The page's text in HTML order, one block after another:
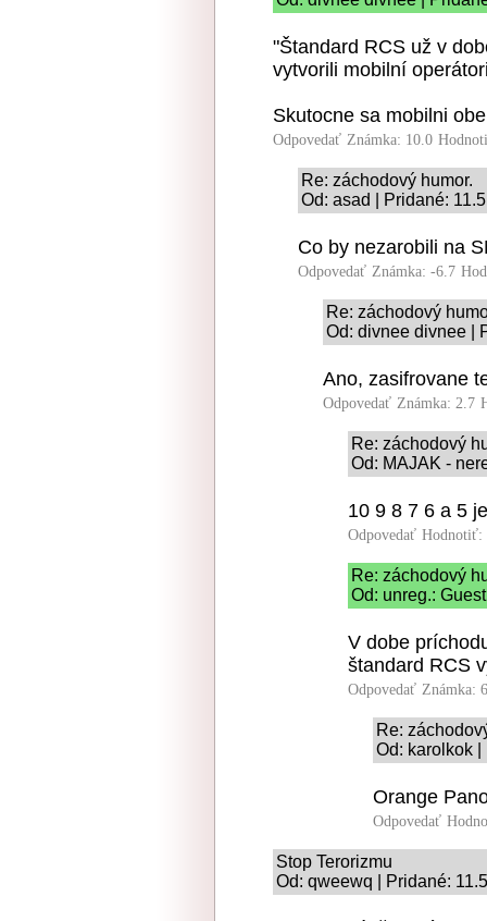
"Štandard RCS už v
vytvorili mobilní
Skutocne sa mobilni
Odpovedať Známka: 10.0
Re: záchodový humor.
Od: asad | Pridané:
Co by nezarobili na
Odpovedať Známka: -6.7
Re: záchodový
Od: divnee divnee |
Ano, zasifrovane
Odpovedať Známka: 2.7
Re: záchodový
Od: MAJAK -
10 9 8 7 6 a 5
Odpovedať Hodnotiť:
Re: záchodový
Od: unreg.:
V dobe
štandard RCS
Odpovedať Známka:
Re:
Od: karolkok
Orange
Odpovedať
Stop Terorizmu
Od: qweewq | Pridané: